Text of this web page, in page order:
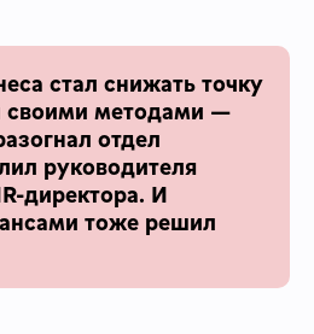
стал снижать точку
своими методами —
отдел
руководителя
директора. И
тоже решил